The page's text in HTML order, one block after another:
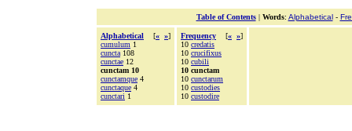
Table of Contents| Words: Alphabetical-
Alphabetical [« »]
cumulum 1
cuncta 108
cunctae 12
cunctam 10
cunctamque 4
cunctaque 4
cunctari 1
Frequency [« »]
10 credatis
10 crucifixus
10 cubili
10 cunctam
10 cunctarum
10 custodies
10 custodire